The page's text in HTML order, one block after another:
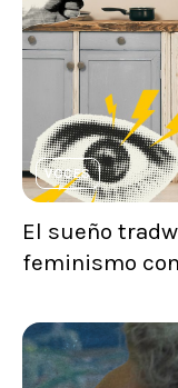
VOCES
El sueño
feminismo